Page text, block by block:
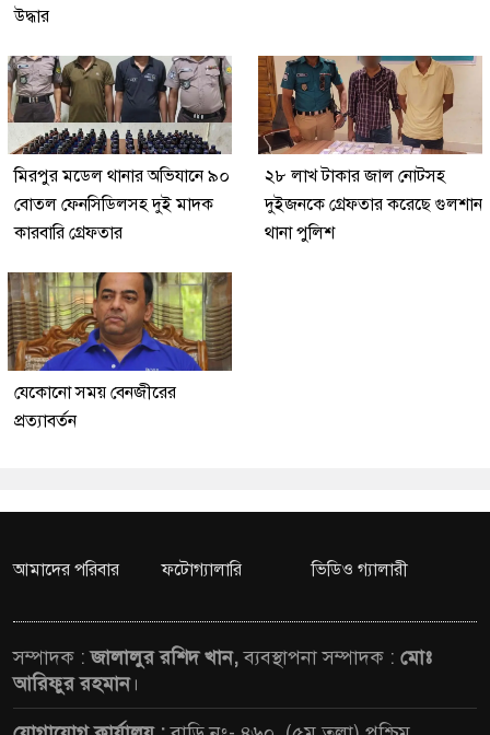
উদ্ধার
মিরপুর মডেল থানার অভিযানে ৯০
বোতল ফেনসিডিলসহ দুই মাদক
কারবারি গ্রেফতার
২৮ লাখ টাকার জাল নোটসহ
দুইজনকে গ্রেফতার করেছে গুলশান
থানা পুলিশ
যেকোনো সময় বেনজীরের
প্রত্যাবর্তন
আমাদের পরিবার ফটোগ্যালারি ভিডিও গ্যালারী
সম্পাদক :জালালুর রশিদ খান,ব্যবস্থাপনা সম্পাদক : মোঃ
আরিফুর রহমান।